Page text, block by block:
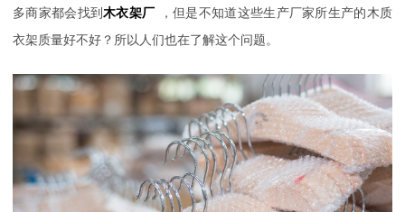
多商家都会找到木衣架厂
，但是不知道这些生产厂家所生产的木质
衣架质量好不好？所以人们也在了解这个问题。